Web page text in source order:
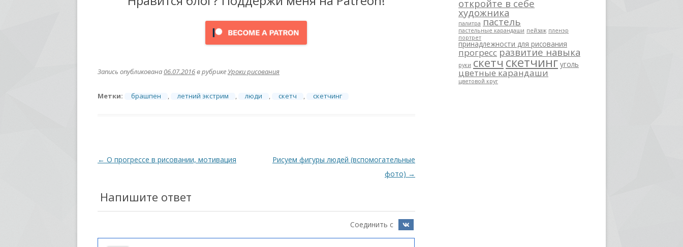
Запись опубликована06.07.2016в рубрикеУроки рисования
Метки: брашпен , летний экстрим , люди , скетч , скетчинг
Навигация
← О прогрессе в рисовании, мотивация
Рисуем фигуры людей (вспомогательные
фото) →
Напишите ответ
Соединить с
откройте в себе
художника
палитра пастель
пастельные карандаши пейзаж пленэр
портрет
принадлежности для рисования
прогресс развитие навыка
руки скетчскетчинг уголь
цветные карандаши
цветовой круг